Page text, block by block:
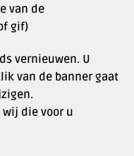
van de
gif)
vernieuwen. U
van de banner gaat
die voor u